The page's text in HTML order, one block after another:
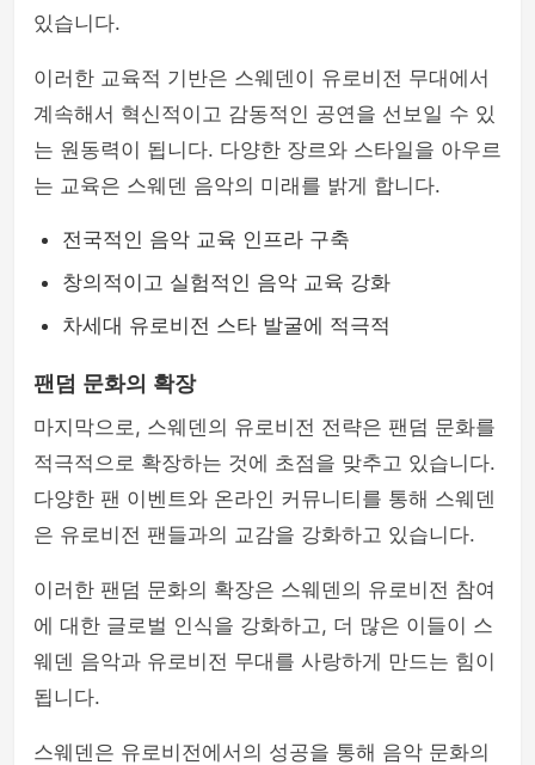
있습니다.
이러한 교육적 기반은 스웨덴이 유로비전 무대에서
계속해서 혁신적이고 감동적인 공연을 선보일 수 있
는 원동력이 됩니다. 다양한 장르와 스타일을 아우르
는 교육은 스웨덴 음악의 미래를 밝게 합니다.
전국적인 음악 교육 인프라 구축
창의적이고 실험적인 음악 교육 강화
차세대 유로비전 스타 발굴에 적극적
팬덤 문화의 확장
마지막으로, 스웨덴의 유로비전 전략은 팬덤 문화를
적극적으로 확장하는 것에 초점을 맞추고 있습니다.
다양한 팬 이벤트와 온라인 커뮤니티를 통해 스웨덴
은 유로비전 팬들과의 교감을 강화하고 있습니다.
이러한 팬덤 문화의 확장은 스웨덴의 유로비전 참여
에 대한 글로벌 인식을 강화하고, 더 많은 이들이 스
웨덴 음악과 유로비전 무대를 사랑하게 만드는 힘이
됩니다.
스웨덴은 유로비전에서의 성공을 통해 음악 문화의